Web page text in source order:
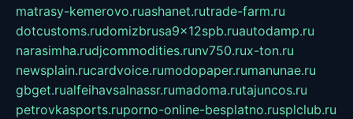
matrasy-kemerovo.ruashanet.rutrade-farm.ru
dotcustoms.rudomizbrusa9x12spb.ruautodamp.ru
narasimha.rudjcommodities.runv750.rux-ton.ru
newsplain.rucardvoice.rumodopaper.rumanunae.ru
gbget.rualfeihavsalnassr.rumadoma.rutajuncos.ru
petrovkasports.ruporno-online-besplatno.rusplclub.ru